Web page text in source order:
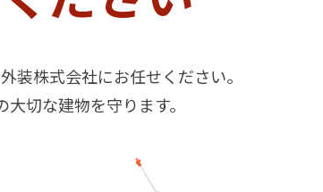
装株式会社にお任せください。
大切な建物を守ります。